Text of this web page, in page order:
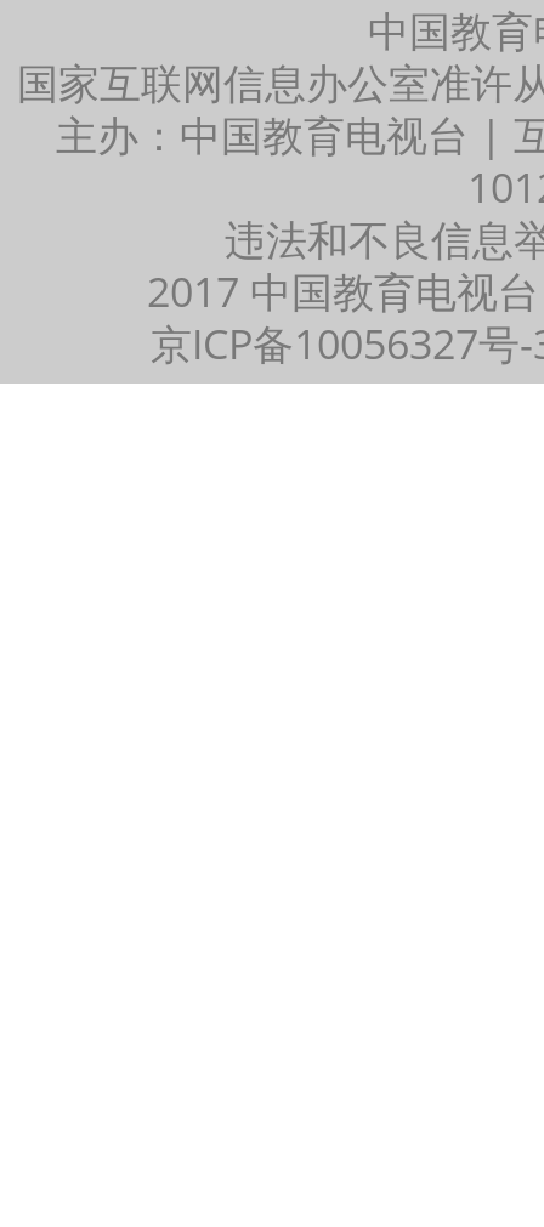
中国教
国家互联网信息办公室准许
主办：中国教育电视台 |
违法和不良信息
2017 中国教育电视
京ICP备10056327号